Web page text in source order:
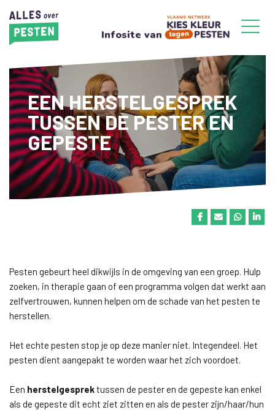
Infosite van
EEN HERSTELGESPREK
TUSSEN DE PESTER EN
GEPESTE
Pesten gebeurt heel dikwijls in de omgeving van een groep. Hulp
zoeken, in therapie gaan of een programma volgen dat werkt aan
zelfvertrouwen, kunnen helpen om de schade van het pesten te
herstellen.
Het echte pesten stop je op deze manier niet. Integendeel. Het
pesten dient aangepakt te worden waar het zich voordoet.
Een herstelgesprektussen de pester en de gepeste kan enkel
als de gepeste dit echt ziet zitten en als de pester zijn/haar/hun